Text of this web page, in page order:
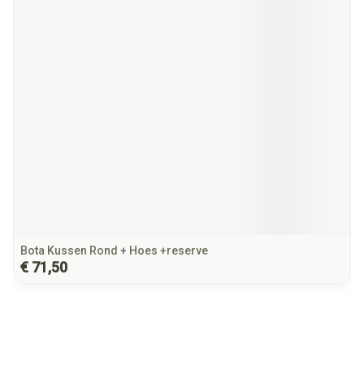
Bota Kussen Rond + Hoes +reserve
€ 71,50